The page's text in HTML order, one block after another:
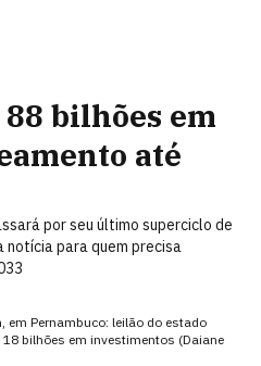
bilhões em
até
por seu último superciclo de
para quem precisa
em Pernambuco: leilão do estado
bilhões em investimentos (Daiane